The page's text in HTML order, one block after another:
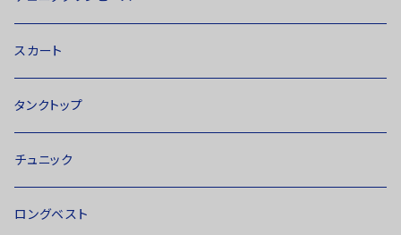
スカート
タンクトップ
チュニック
ロングベスト